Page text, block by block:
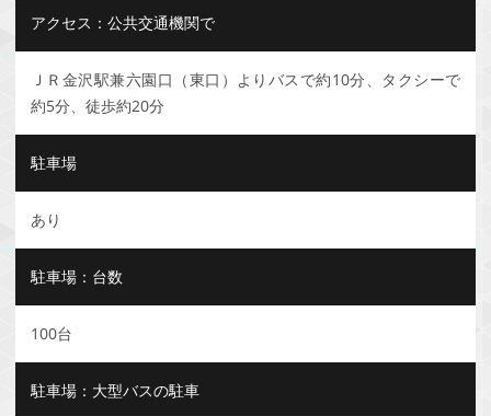
アクセス：公共交通機関で
ＪＲ金沢駅兼六園口（東口）よりバスで約10分、タクシーで
約5分、徒歩約20分
駐車場
あり
駐車場：台数
100台
駐車場：大型バスの駐車